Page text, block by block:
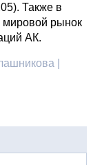
Также в
мировой рынок
АК.
|